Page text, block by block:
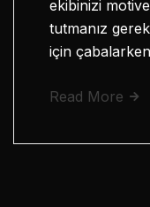
ekibinizi
tutmanız
için
Read More